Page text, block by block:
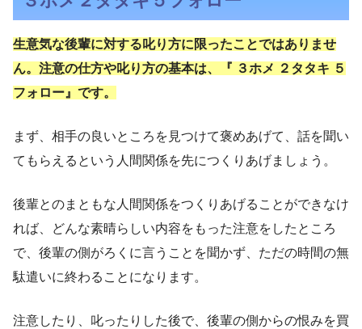
生意気な後輩に対する叱り方に限ったことではありませ
ん。注意の仕方や叱り方の基本は、『 ３ホメ ２タタキ ５
フォロー』です。
まず、相手の良いところを見つけて褒めあげて、話を聞い
てもらえるという人間関係を先につくりあげましょう。
後輩とのまともな人間関係をつくりあげることができなけ
れば、どんな素晴らしい内容をもった注意をしたところ
で、後輩の側がろくに言うことを聞かず、ただの時間の無
駄遣いに終わることになります。
注意したり、叱ったりした後で、後輩の側からの恨みを買